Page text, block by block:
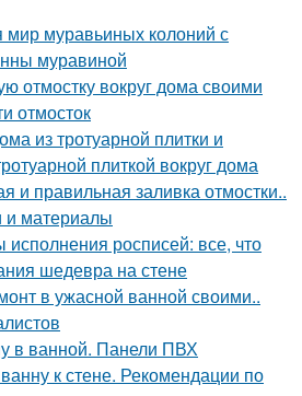
мир муравьиных колоний с
муравиной
отмостку вокруг дома своими
отмосток
из тротуарной плитки и
плиткой вокруг дома
и правильная заливка отмостки..
и материалы
росписей: все, что
шедевра на стене
в ужасной ванной своими..
в ванной. Панели ПВХ
к стене. Рекомендации по